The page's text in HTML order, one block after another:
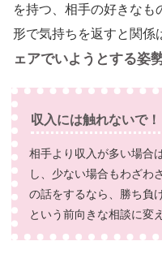
を持つ、相手の好きなも
形で気持ちを返すと関係
ェアでいようとする姿
収入には触れないで！
相手より収入が多い場合
し、少ない場合もわざわ
の話をするなら、勝ち負
という前向きな相談に変